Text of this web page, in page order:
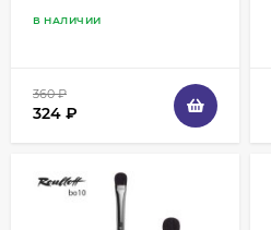
козы
В НАЛИЧИИ
360₽
324 ₽